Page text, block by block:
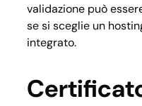
validazione può
se si sceglie un
integrato.